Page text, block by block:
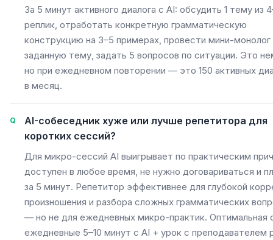
За 5 минут активного диалога с AI: обсудить 1 тему из
реплик, отработать конкретную грамматическую
конструкцию на 3–5 примерах, провести мини-монолог
заданную тему, задать 5 вопросов по ситуации. Это
но при ежедневном повторении — это 150 активных
в месяц.
AI-собеседник хуже или лучше репетитора для
коротких сессий?
Для микро-сессий AI выигрывает по практическим
доступен в любое время, не нужно договариваться и
за 5 минут. Репетитор эффективнее для глубокой
произношения и разбора сложных грамматических
— но не для ежедневных микро-практик. Оптимальная
ежедневные 5–10 минут с AI + урок с преподавателем